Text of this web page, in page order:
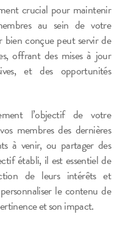
crucial pour maintenir
au sein de votre
bien conçue peut servir de
offrant des mises à jour
et des opportunités
l’objectif de votre
membres des dernières
à venir, ou partager des
établi, il est essentiel de
de leurs intérêts et
le contenu de
et son impact.